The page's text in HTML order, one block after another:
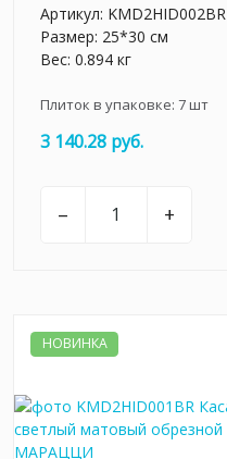
Артикул: KMD2HID002BR
Размер: 25*30 см
Вес: 0.894 кг
Плиток в упаковке: 7шт
3 140.28 руб.
– +
НОВИНКА